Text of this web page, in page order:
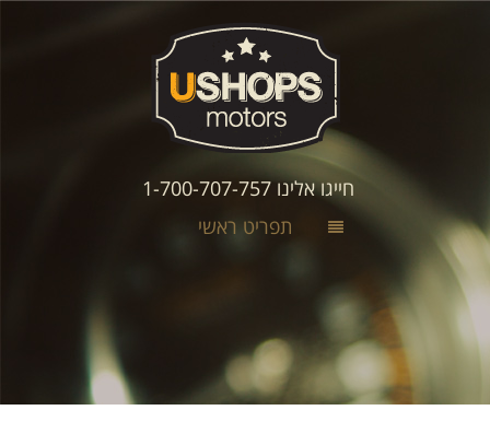
חייגו אלינו 1-700-707-757
תפריט ראשי